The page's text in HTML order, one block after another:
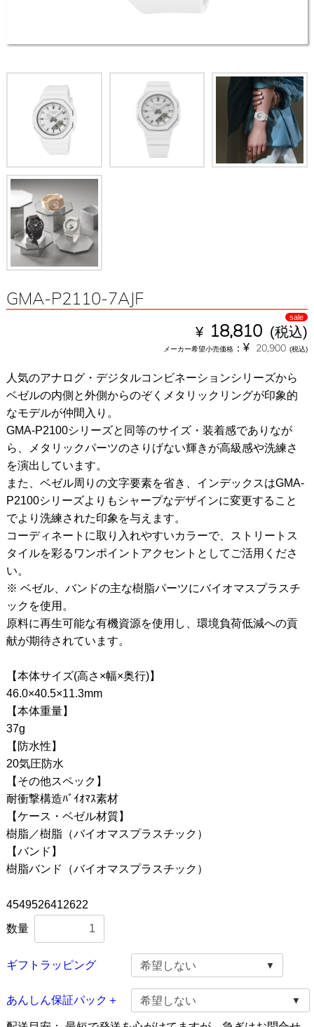
GMA-P2110-7AJF
sale
¥ 18,810 (税込)
メーカー希望小売価格 ：¥ 20,900 (税込)
人気のアナログ・デジタルコンビネーションシリーズから
ベゼルの内側と外側からのぞくメタリックリングが印象的
なモデルが仲間入り。
GMA-P2100シリーズと同等のサイズ・装着感でありなが
ら、メタリックパーツのさりげない輝きが高級感や洗練さ
を演出しています。
また、ベゼル周りの文字要素を省き、インデックスはGMA-
P2100シリーズよりもシャープなデザインに変更すること
でより洗練された印象を与えます。
コーディネートに取り入れやすいカラーで、ストリートス
タイルを彩るワンポイントアクセントとしてご活用くださ
い。
※ ベゼル、バンドの主な樹脂パーツにバイオマスプラスチ
ックを使用。
原料に再生可能な有機資源を使用し、環境負荷低減への貢
献が期待されています。
【本体サイズ(高さ×幅×奥行)】
46.0×40.5×11.3mm
【本体重量】
37g
【防水性】
20気圧防水
【その他スペック】
耐衝撃構造ﾊﾞｲｵﾏｽ素材
【ケース・ベゼル材質】
樹脂／樹脂（バイオマスプラスチック）
【バンド】
樹脂バンド（バイオマスプラスチック）
4549526412622
数量
ギフトラッピング
あんしん保証パック＋